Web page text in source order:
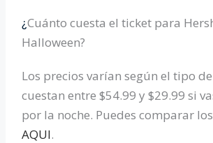
¿Cuánto cuesta el ticket para
Halloween?
Los precios varían según el tipo
cuestan entre $54.99 y $29.99 si
por la noche. Puedes comparar
AQUI.